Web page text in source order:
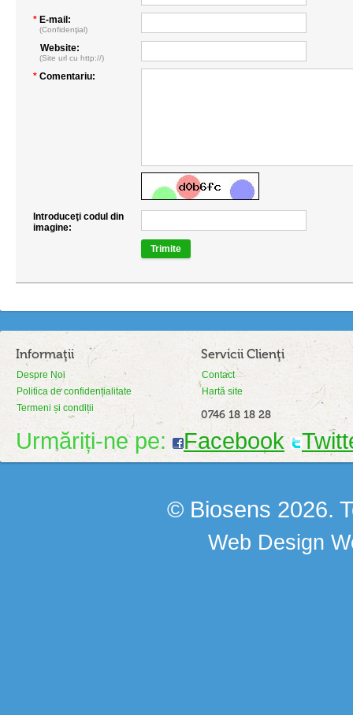
* E-mail:
(Confidenţial)
Website:
(Site url cu http://)
* Comentariu:
Introduceţi codul din
imagine:
Trimite
Informaţii
Despre Noi
Politica de confidențialitate
Termeni și condiții
Servicii Clienţi
Contact
Hartă site
0746 18 18 28
Urmăriți-ne pe: Facebook
© Biosens 2026.
Web Design